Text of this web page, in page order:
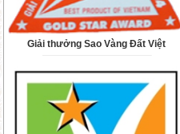
Giải thưởng Sao Vàng Đất Việt